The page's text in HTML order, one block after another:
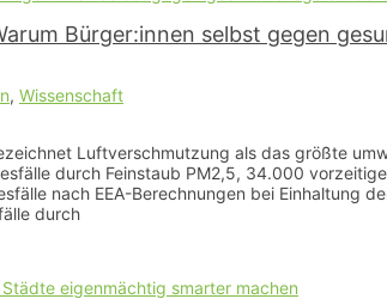
Bürger:innen selbst gegen
, Wissenschaft
Luftverschmutzung als das größte
durch Feinstaub PM2,5, 34.000
nach EEA-Berechnungen bei Einhaltung
durch